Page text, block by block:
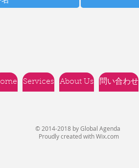
Services About Us 問い合わせ
© 2014-2018 by Global Agenda
Proudly created withWix.com